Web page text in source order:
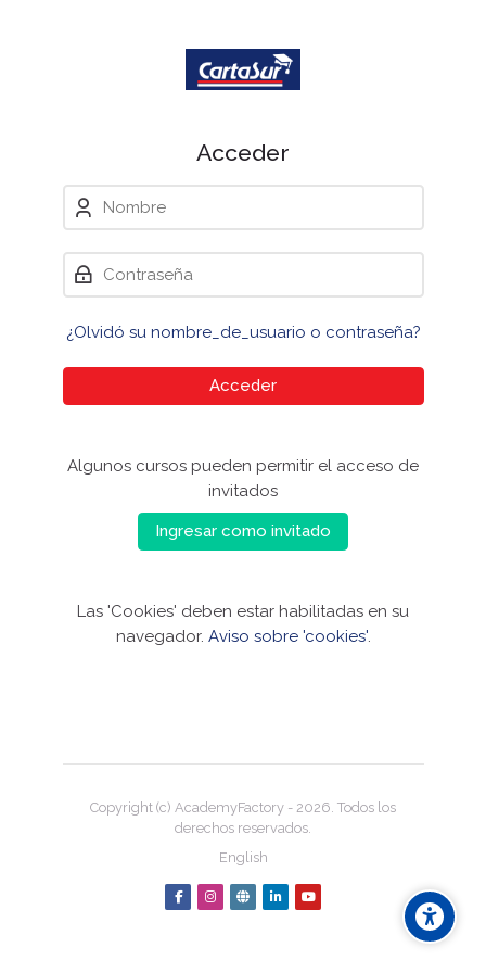
Acceder
Nombre
Contraseña
¿Olvidó su nombre_de_usuario o contraseña?
Acceder
Algunos cursos pueden permitir el acceso de
invitados
Ingresar como invitado
Las 'Cookies' deben estar habilitadas en su
navegador. Aviso sobre 'cookies'.
Copyright (c) AcademyFactory - 2026. Todos los
derechos reservados.
English